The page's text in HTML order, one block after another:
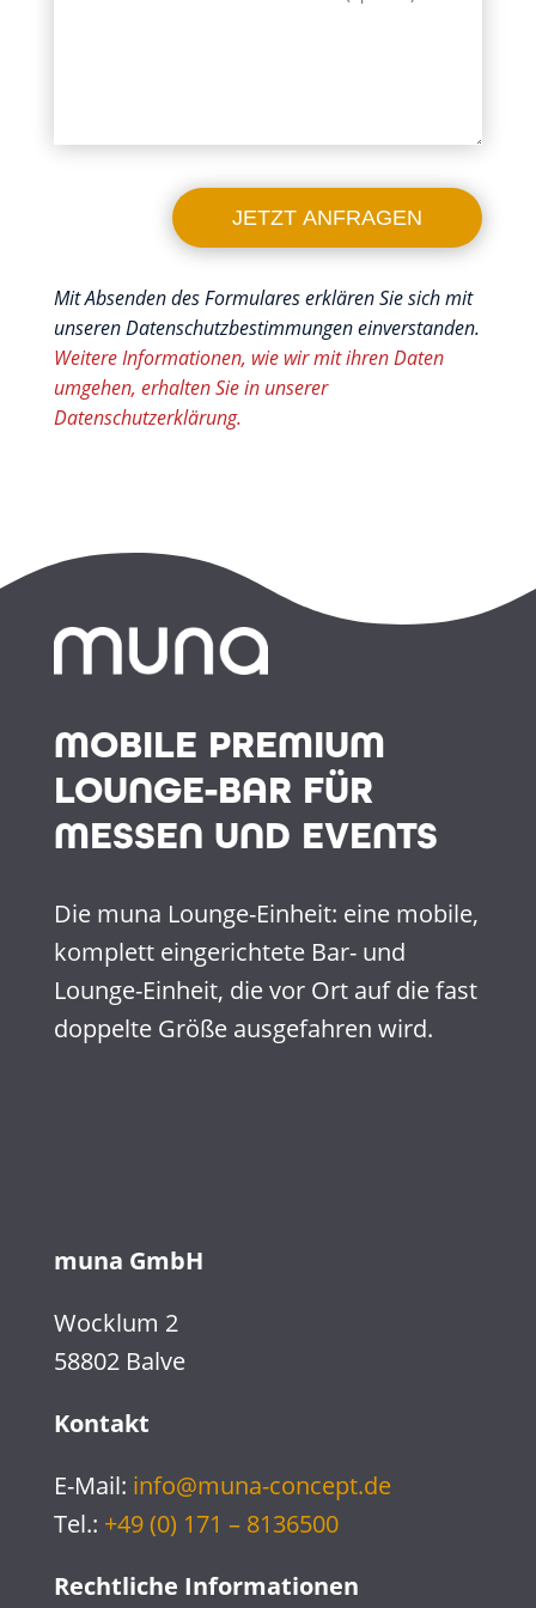
JETZT ANFRAGEN
Mit Absenden des Formulares erklären Sie sich mit
unseren Datenschutzbestimmungen einverstanden.
Weitere Informationen, wie wir mit ihren Daten
umgehen, erhalten Sie in unserer
Datenschutzerklärung.
MOBILE PREMIUM
LOUNGE-BAR FÜR
MESSEN UND EVENTS
Die muna Lounge-Einheit: eine mobile,
komplett eingerichtete Bar- und
Lounge-Einheit, die vor Ort auf die fast
doppelte Größe ausgefahren wird.
muna GmbH
Wocklum 2
58802 Balve
Kontakt
E-Mail: info@muna-concept.de
Tel.: +49 (0) 171 – 8136500
Rechtliche Informationen